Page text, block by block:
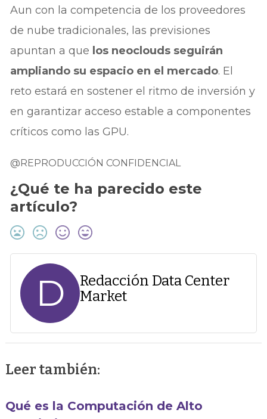
Aun con la competencia de los proveedores
de nube tradicionales, las previsiones
apuntan a que los neoclouds seguirán
ampliando su espacio en el mercado. El
reto estará en sostener el ritmo de inversión y
en garantizar acceso estable a componentes
críticos como las GPU.
@REPRODUCCIÓN CONFIDENCIAL
¿Qué te ha parecido este
artículo?
D
Redacción Data Center
Market
Leer también:
Qué es la Computación de Alto